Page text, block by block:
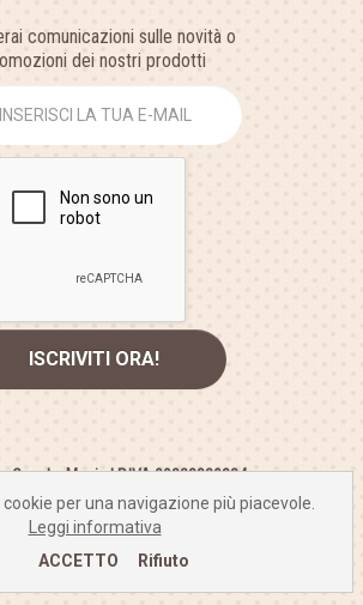
comunicazioni sulle novità o
dei nostri prodotti
Crea La Magia | P.IVA 00832830384
info@crealamagia.com
|Condizioni di utilizzo/Recesso
by CommercioIn - Colombo 3000
per una navigazione più piacevole.
Leggi informativa
ACCETTO
Rifiuto